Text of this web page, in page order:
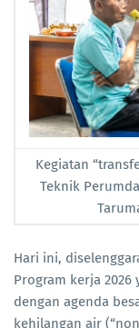
Kegiatan
Teknik
Hari ini,
Program kerja
dengan agenda
kehilangan air